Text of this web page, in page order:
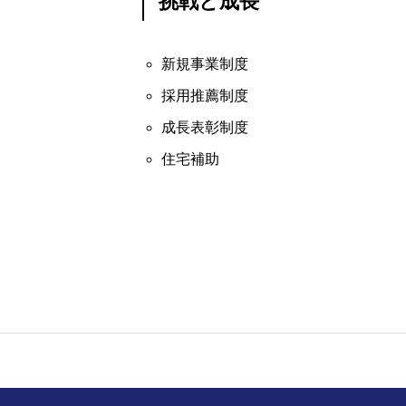
プライマル新卒採用エントリー
プライマルについて
新規事業制度
採用推薦制度
成長表彰制度
住宅補助